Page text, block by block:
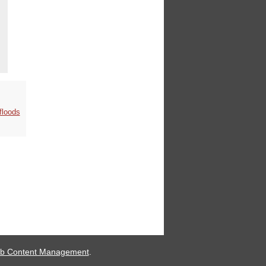
Content Management.